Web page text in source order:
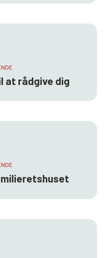
at rådgive dig